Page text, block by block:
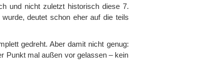
und nicht zuletzt historisch diese 7.
deutet schon eher auf die teils
gedreht. Aber damit nicht genug:
Punkt mal außen vor gelassen – kein